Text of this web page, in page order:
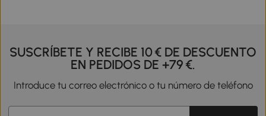
SUSCRÍBETE Y RECIBE 10 € DE DESCUENTO
EN PEDIDOS DE +79 €.
Introduce tu correo electrónico o tu número de teléfono